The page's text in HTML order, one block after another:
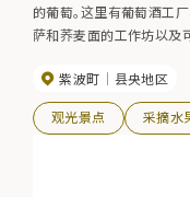
的葡萄。这里有葡萄酒工
萨和荞麦面的工作坊以及
紫波町 县央地区
观光景点 采摘水